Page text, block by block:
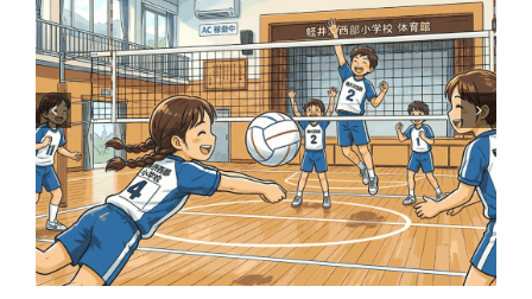
鳥獣被害対策を一般質問